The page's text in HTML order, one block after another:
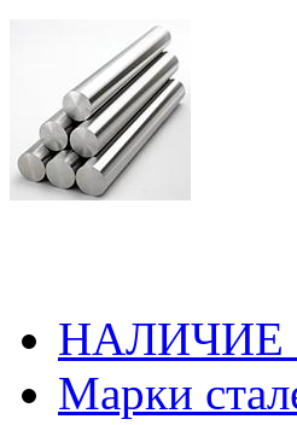
НАЛИЧИЕ
Марки